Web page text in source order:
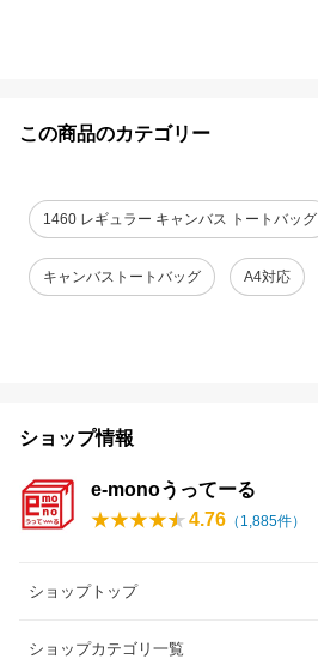
この商品のカテゴリー
1460 レギュラー キャンバス トートバッグ
キャンバストートバッグ A4対応
ショップ情報
e-monoうってーる
4.76 （ 1,885件）
ショップトップ
ショップカテゴリ一覧